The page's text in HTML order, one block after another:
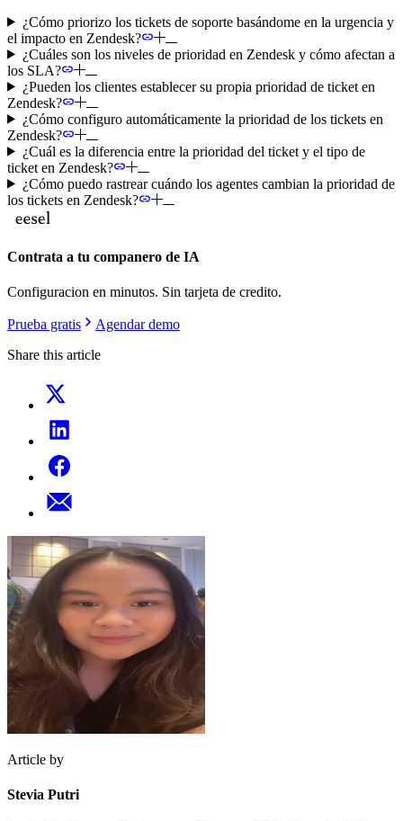
¿Cómo priorizo los tickets de soporte basándome en la urgencia y
el impacto en Zendesk?
¿Cuáles son los niveles de prioridad en Zendesk y cómo afectan a
los SLA?
¿Pueden los clientes establecer su propia prioridad de ticket en
Zendesk?
¿Cómo configuro automáticamente la prioridad de los tickets en
Zendesk?
¿Cuál es la diferencia entre la prioridad del ticket y el tipo de
ticket en Zendesk?
¿Cómo puedo rastrear cuándo los agentes cambian la prioridad de
los tickets en Zendesk?
Contrata a tu companero de IA
Configuracion en minutos. Sin tarjeta de credito.
Prueba gratis
Agendar demo
Share this article
Article by
Stevia Putri